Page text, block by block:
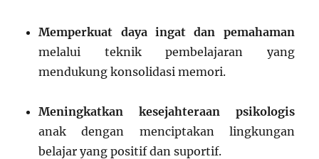
Memperkuat daya ingat dan pemahaman
melalui teknik pembelajaran yang
mendukung konsolidasi memori.
Meningkatkan kesejahteraan psikologis
anak dengan menciptakan lingkungan
belajar yang positif dan suportif.